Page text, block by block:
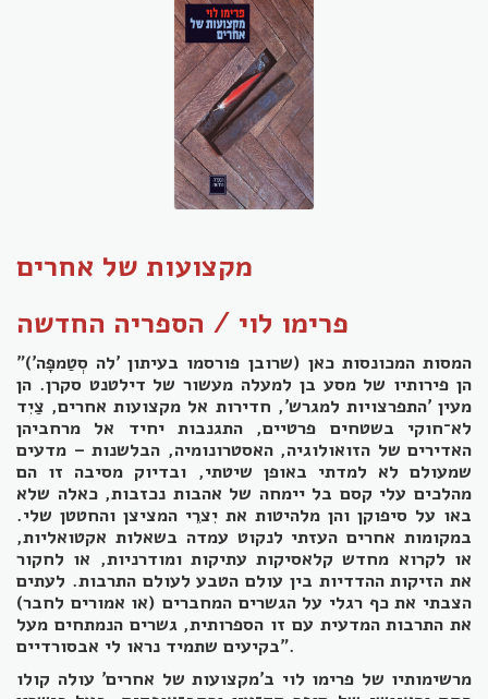
מקצועות של אחרים
פרימו לוי / הספריה החדשה
"המסות המכונסות כאן (שרובן פורסמו בעיתון 'לה סְטַמפָּה')
הן פירותיו של מסע בן למעלה מעשור של דילטנט סקרן. הן
מעין 'התפרצויות למגרש', חדירות אל מקצועות אחרים, צַיִד
לא־חוקי בשטחים פרטיים, התגנבות יחיד אל מרחביהן
האדירים של הזואולוגיה, האסטרונומיה, הבלשנות – מדעים
שמעולם לא למדתי באופן שיטתי, ובדיוק מסיבה זו הם
מהלכים עלי קסם בל יימחה של אהבות נכזבות, כאלה שלא
באו על סיפוקן והן מלהיטות את יִצרֵי המציצן והחטטן שלי.
במקומות אחרים העזתי לנקוט עמדה בשאלות אקטואליות,
או לקרוא מחדש קלאסיקות עתיקות ומודרניות, או לחקור
את הזיקות ההדדיות בין עולם הטבע לעולם התרבות. לעתים
הצבתי את כף רגלי על הגשרים המחברים (או אמורים לחבר)
את התרבות המדעית עם זו הספרותית, גשרים הנמתחים מעל
בקיעים שתמיד נראו לי אבסורדיים".
מרשימותיו של פרימו לוי ב'מקצועות של אחרים' עולה קולו